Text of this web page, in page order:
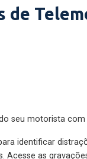
de
seu motorista com
identificar
Acesse as